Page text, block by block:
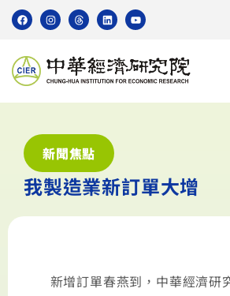
新聞焦點
我製造業新訂單大增
新增訂單春燕到，中華經濟研